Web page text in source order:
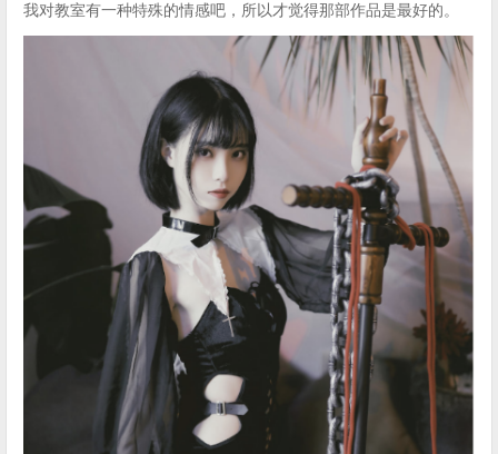
我对教室有一种特殊的情感吧，所以才觉得那部作品是最好的。